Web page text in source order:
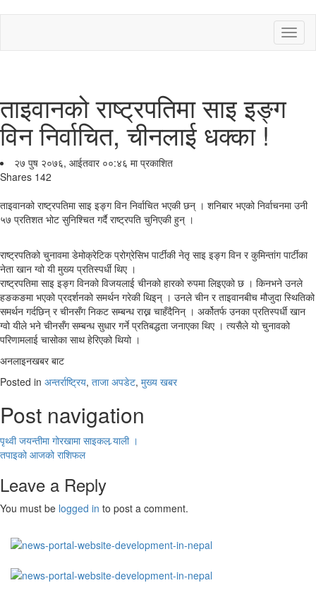
ताइवानको राष्ट्रपतिमा साइ इङ्ग
विन निर्वाचित, चीनलाई धक्का !
२७ पुष २०७६, आईतवार ००:४६ मा प्रकाशित
Shares 142
ताइवानको राष्ट्रपतिमा साइ इङ्ग विन निर्वाचित भएकी छन् । शनिबार भएको निर्वाचनमा उनी
५७ प्रतिशत भोट सुनिश्चित गर्दै राष्ट्रपति चुनिएकी हुन् ।
राष्ट्रपतिको चुनावमा डेमोक्रेटिक प्रोग्रेसिभ पार्टीकी नेतृ साइ इङ्ग विन र कुमिन्तांग पार्टीका
नेता खान ग्वो यी मुख्य प्रतिस्पर्धी थिए ।
राष्ट्रपतिमा साइ इङ्ग विनको विजयलाई चीनको हारको रुपमा लिइएको छ । किनभने उनले
हङकङमा भएको प्रदर्शनको समर्थन गरेकी थिइन् । उनले चीन र ताइवानबीच मौजुदा स्थितिको
समर्थन गर्दछिन् र चीनसँग निकट सम्बन्ध राख्न चाहँदैनिन् । अर्कोतर्फ उनका प्रतिस्पर्धी खान
ग्वो यीले भने चीनसँग सम्बन्ध सुधार गर्ने प्रतिबद्धता जनाएका थिए । त्यसैले यो चुनावको
परिणामलाई चासोका साथ हेरिएको थियो ।
अनलाइनखबर बाट
Posted in अन्तर्राष्ट्रिय, ताजा अपडेट, मुख्य खबर
Post navigation
पृथ्वी जयन्तीमा गोरखामा साइकल र्‍याली ।
तपाइको आजको राशिफल
Leave a Reply
You must be logged in to post a comment.